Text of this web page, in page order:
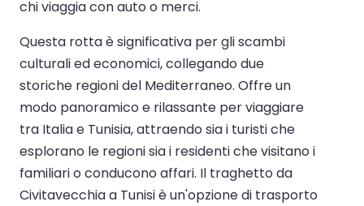
chi viaggia con auto o merci.
Questa rotta è significativa per gli scambi
culturali ed economici, collegando due
storiche regioni del Mediterraneo. Offre un
modo panoramico e rilassante per viaggiare
tra Italia e Tunisia, attraendo sia i turisti che
esplorano le regioni sia i residenti che visitano i
familiari o conducono affari. Il traghetto da
Civitavecchia a Tunisi è un'opzione di trasporto